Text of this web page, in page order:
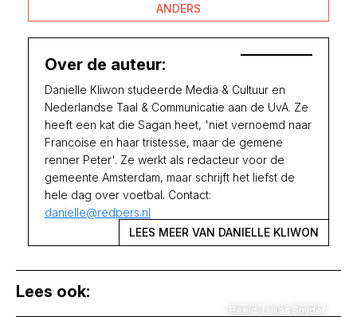
ANDERS
Over de auteur:
Danielle Kliwon studeerde Media & Cultuur en
Nederlandse Taal & Communicatie aan de UvA. Ze
heeft een kat die Sagan heet, 'niet vernoemd naar
Francoise en haar tristesse, maar de gemene
renner Peter'. Ze werkt als redacteur voor de
gemeente Amsterdam, maar schrijft het liefst de
hele dag over voetbal. Contact:
danielle@redpers.nl
LEES MEER VAN DANIELLE KLIWON
Lees ook:
Beeld: Lukas Snijder